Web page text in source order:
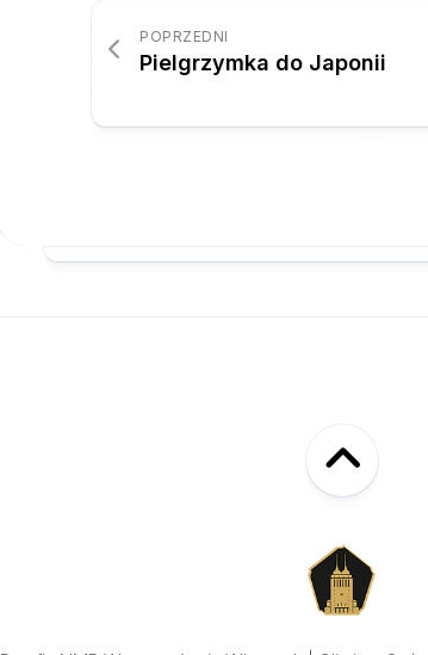
POPRZEDNI
Pielgrzymka do Japonii